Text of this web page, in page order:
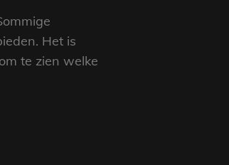
Het is
te zien welke